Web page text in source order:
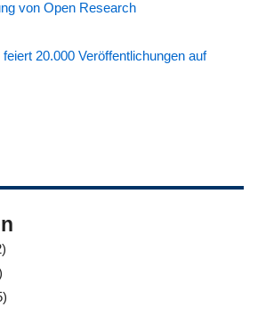
von Open Research
20.000 Veröffentlichungen auf